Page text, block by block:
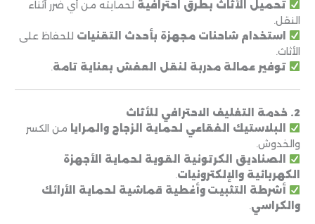
تحميل الأثاث بطرق احترافية لحمايته من أي ضرر أثناء
النقل.
استخدام شاحنات مجهزة بأحدث التقنيات للحفاظ على
الأثاث.
توفير عمالة مدربة لنقل العفش بعناية تامة
2. خدمة التغليف الاحترافي للأثاث
البلاستيك الفقاعي لحماية الزجاج والمرايا من الكسر
والخدوش.
الصناديق الكرتونية القوية لحماية الأجهزة
الكهربائية والإلكترونيات
أشرطة التثبيت وأغطية قماشية لحماية الأرائك
والكراسي